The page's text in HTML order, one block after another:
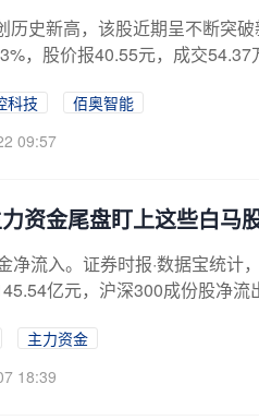
历史新高，该股近期呈不断突
，股价报40.55元，成交
科技
佰奥智能
09:57
资金尾盘盯上这些白马
净流入。证券时报·数据宝统
亿元，沪深300成份股净流
主力资金
18:39